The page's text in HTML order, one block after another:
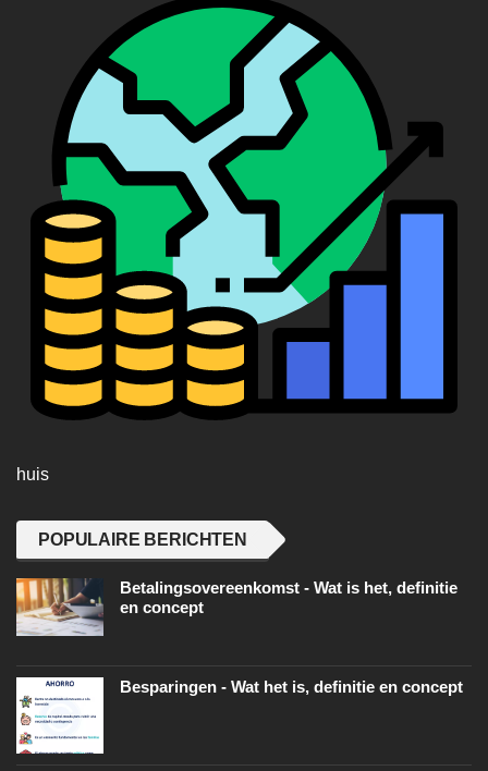
huis
POPULAIRE BERICHTEN
Betalingsovereenkomst - Wat is het, definitie
en concept
Besparingen - Wat het is, definitie en concept